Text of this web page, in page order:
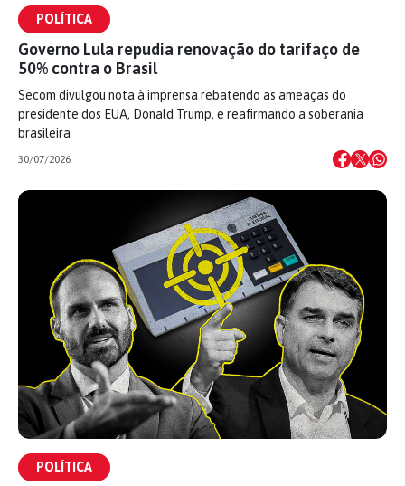
POLÍTICA
Governo Lula repudia renovação do tarifaço de
50% contra o Brasil
Secom divulgou nota à imprensa rebatendo as ameaças do
presidente dos EUA, Donald Trump, e reafirmando a soberania
brasileira
30/07/2026
POLÍTICA